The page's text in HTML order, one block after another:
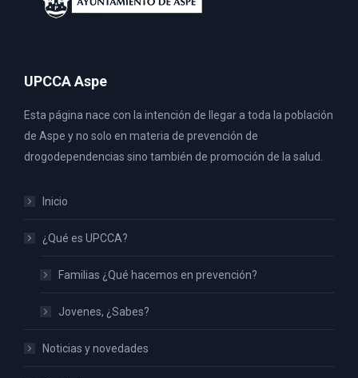
UPCCA Aspe
Esta página nace con la intención de llegar a toda la población
de Aspe y no solo en materia de prevención de
drogodependencias sino también de promoción de la salud.
Inicio
¿Qué es UPCCA?
Familias ¿Qué hacemos en prevención?
Jovenes, ¿Sabes?
Noticias y novedades